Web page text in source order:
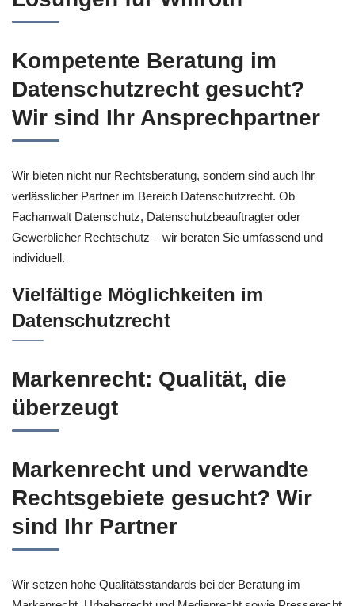
Kompetente Beratung im
Datenschutzrecht gesucht?
Wir sind Ihr Ansprechpartner
Wir bieten nicht nur Rechtsberatung, sondern sind auch Ihr
verlässlicher Partner im Bereich Datenschutzrecht. Ob
Fachanwalt Datenschutz, Datenschutzbeauftragter oder
Gewerblicher Rechtschutz – wir beraten Sie umfassend und
individuell.
Vielfältige Möglichkeiten im
Datenschutzrecht
Markenrecht: Qualität, die
überzeugt
Markenrecht und verwandte
Rechtsgebiete gesucht? Wir
sind Ihr Partner
Wir setzen hohe Qualitätsstandards bei der Beratung im